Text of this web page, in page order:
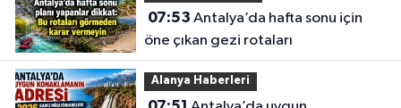
07:53
öne çıkan gezi rotaları
Alanya Haberleri